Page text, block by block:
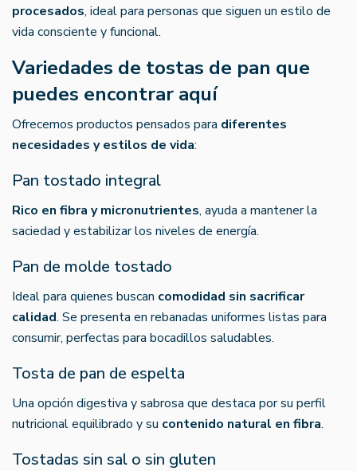
procesados, ideal para personas que siguen un estilo de
vida consciente y funcional.
Variedades de tostas de pan que
puedes encontrar aquí
Ofrecemos productos pensados para diferentes
necesidades y estilos de vida:
Pan tostado integral
Rico en fibra y micronutrientes, ayuda a mantener la
saciedad y estabilizar los niveles de energía.
Pan de molde tostado
Ideal para quienes buscan comodidad sin sacrificar
calidad. Se presenta en rebanadas uniformes listas para
consumir, perfectas para bocadillos saludables.
Tosta de pan de espelta
Una opción digestiva y sabrosa que destaca por su perfil
nutricional equilibrado y su contenido natural en fibra.
Tostadas sin sal o sin gluten